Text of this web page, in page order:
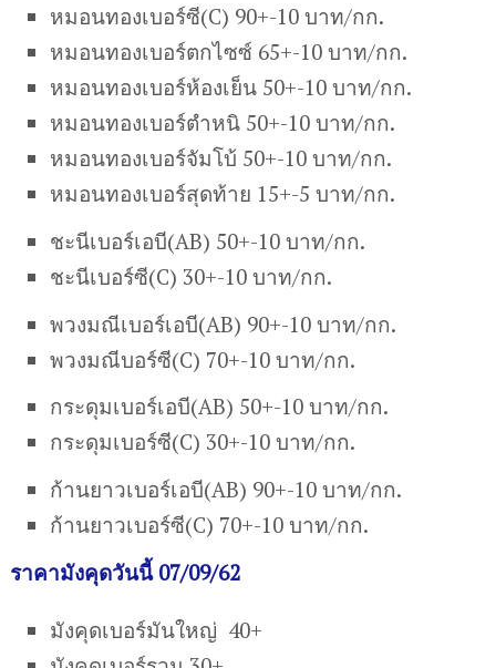
หมอนทองเบอร์ซี(C) 90+-10 บาท/กก.
หมอนทองเบอร์ตกไซซ์ 65+-10 บาท/กก.
หมอนทองเบอร์ห้องเย็น 50+-10 บาท/กก.
หมอนทองเบอร์ตำหนิ 50+-10 บาท/กก.
หมอนทองเบอร์จัมโบ้ 50+-10 บาท/กก.
หมอนทองเบอร์สุดท้าย 15+-5 บาท/กก.
ชะนีเบอร์เอบี(AB) 50+-10 บาท/กก.
ชะนีเบอร์ซี(C) 30+-10 บาท/กก.
พวงมณีเบอร์เอบี(AB) 90+-10 บาท/กก.
พวงมณีบอร์ซี(C) 70+-10 บาท/กก.
กระดุมเบอร์เอบี(AB) 50+-10 บาท/กก.
กระดุมเบอร์ซี(C) 30+-10 บาท/กก.
ก้านยาวเบอร์เอบี(AB) 90+-10 บาท/กก.
ก้านยาวเบอร์ซี(C) 70+-10 บาท/กก.
ราคามังคุดวันนี้ 07/09/62
มังคุดเบอร์มันใหญ่ 40+